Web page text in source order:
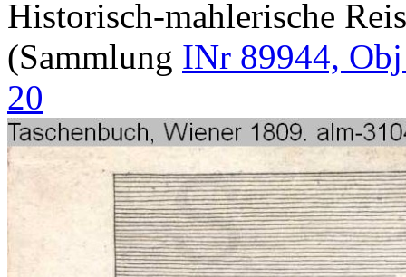
Historisch-mahlerische
(Sammlung INr 89944,
20